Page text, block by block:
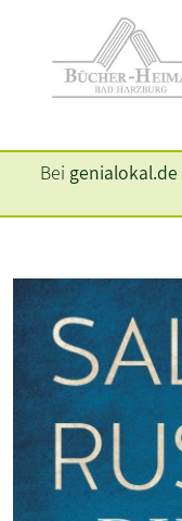
Bei genialokal.de